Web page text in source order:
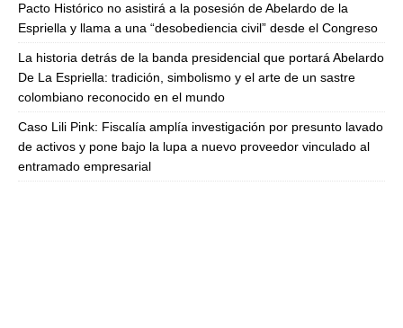
Pacto Histórico no asistirá a la posesión de Abelardo de la
Espriella y llama a una “desobediencia civil” desde el Congreso
La historia detrás de la banda presidencial que portará Abelardo
De La Espriella: tradición, simbolismo y el arte de un sastre
colombiano reconocido en el mundo
Caso Lili Pink: Fiscalía amplía investigación por presunto lavado
de activos y pone bajo la lupa a nuevo proveedor vinculado al
entramado empresarial